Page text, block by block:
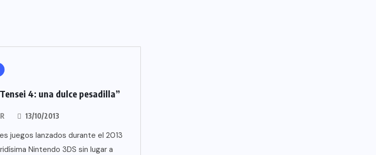
4: una dulce pesadilla”
13/10/2013
juegos lanzados durante el 2013
Nintendo 3DS sin lugar a